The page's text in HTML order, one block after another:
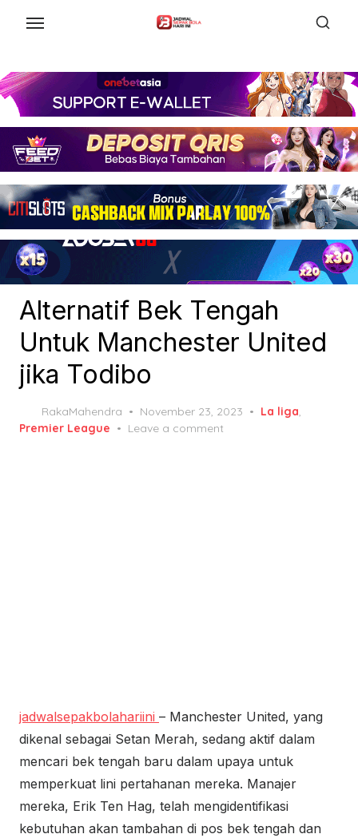
content
Alternatif Bek Tengah
Untuk Manchester United
jika Todibo
RakaMahendra
Posted
on
November 23, 2023 La liga,
Premier League
Leave a comment
jadwalsepakbolahariini – Manchester United, yang
dikenal sebagai Setan Merah, sedang aktif dalam
mencari bek tengah baru dalam upaya untuk
memperkuat lini pertahanan mereka. Manajer
mereka, Erik Ten Hag, telah mengidentifikasi
kebutuhan akan tambahan di pos bek tengah dan